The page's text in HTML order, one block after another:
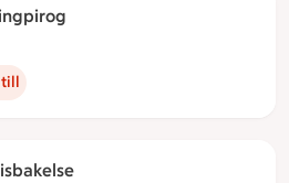
till